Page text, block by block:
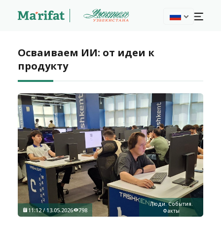
Осваиваем ИИ: от идеи к
продукту
Люди. События.
Факты
11:12 / 13.05.2026 798